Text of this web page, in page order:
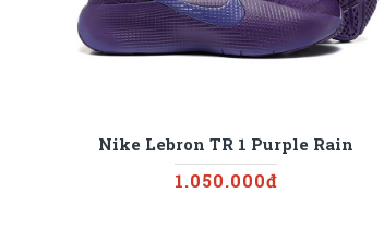
Nike Lebron TR 1 Purple Rain
1.050.000đ